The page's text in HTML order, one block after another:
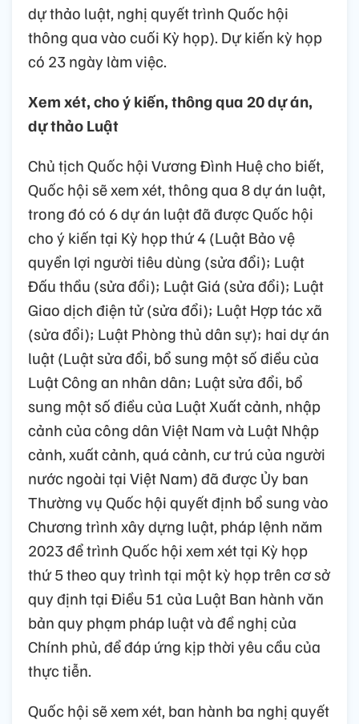
dự thảo luật, nghị quyết trình Quốc hội
thông qua vào cuối Kỳ họp). Dự kiến kỳ họp
có 23 ngày làm việc.
Xem xét, cho ý kiến, thông qua 20 dự án,
dự thảo Luật
Chủ tịch Quốc hội Vương Đình Huệ cho biết,
Quốc hội sẽ xem xét, thông qua 8 dự án luật,
trong đó có 6 dự án luật đã được Quốc hội
cho ý kiến tại Kỳ họp thứ 4 (Luật Bảo vệ
quyền lợi người tiêu dùng (sửa đổi); Luật
Đấu thầu (sửa đổi); Luật Giá (sửa đổi); Luật
Giao dịch điện tử (sửa đổi); Luật Hợp tác xã
(sửa đổi); Luật Phòng thủ dân sự); hai dự án
luật (Luật sửa đổi, bổ sung một số điều của
Luật Công an nhân dân; Luật sửa đổi, bổ
sung một số điều của Luật Xuất cảnh, nhập
cảnh của công dân Việt Nam và Luật Nhập
cảnh, xuất cảnh, quá cảnh, cư trú của người
nước ngoài tại Việt Nam) đã được Ủy ban
Thường vụ Quốc hội quyết định bổ sung vào
Chương trình xây dựng luật, pháp lệnh năm
2023 để trình Quốc hội xem xét tại Kỳ họp
thứ 5 theo quy trình tại một kỳ họp trên cơ sở
quy định tại Điều 51 của Luật Ban hành văn
bản quy phạm pháp luật và đề nghị của
Chính phủ, để đáp ứng kịp thời yêu cầu của
thực tiễn.
Quốc hội sẽ xem xét, ban hành ba nghị quyết